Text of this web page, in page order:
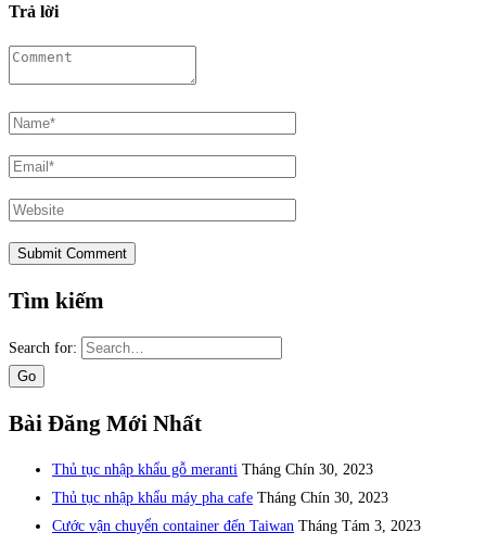
Trả lời
Tìm kiếm
Search for:
Bài Đăng Mới Nhất
Thủ tục nhập khẩu gỗ meranti Tháng Chín 30, 2023
Thủ tục nhập khẩu máy pha cafe Tháng Chín 30, 2023
Cước vận chuyển container đến Taiwan Tháng Tám 3, 2023